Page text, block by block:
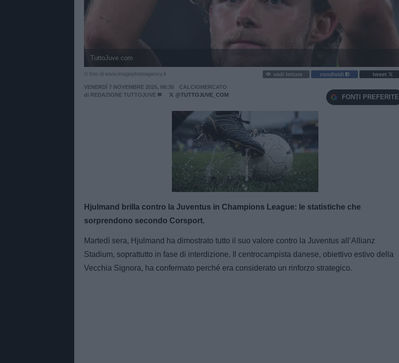
TuttoJuve.com
© foto di www.imagephotoagency.it vedi letture condividi tweet
VENERDÌ 7 NOVEMBRE 2025, 08:30
CALCIOMERCATO
di REDAZIONE TUTTOJUVE @TUTTOJUVE_COM FONTI PREFERITE
Unmute
Loaded
100.00%
Hjulmand brilla contro la Juventus in Champions League: le statistiche che
sorprendono secondo Corsport.
Martedì sera, Hjulmand ha dimostrato tutto il suo valore contro la Juventus all’Allianz
Stadium, soprattutto in fase di interdizione. Il centrocampista danese, obiettivo estivo della
Vecchia Signora, ha confermato perché era considerato un rinforzo strategico.